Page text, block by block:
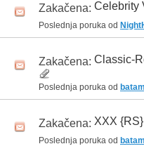
Zakačena: Celebrity
Poslednja poruka od
Zakačena: Classic-
Poslednja poruka od
Zakačena: XXX {RS}
Poslednja poruka od